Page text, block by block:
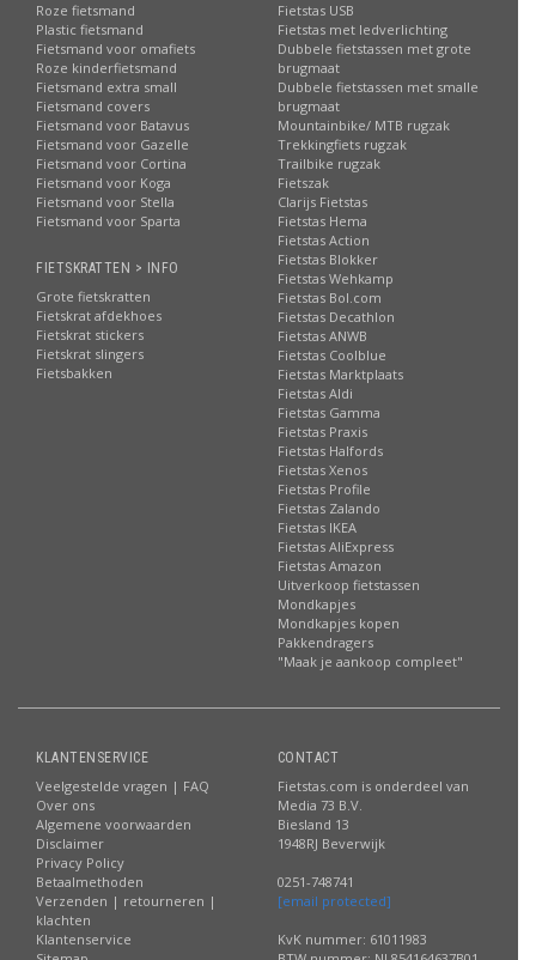
Roze fietsmand
Plastic fietsmand
Fietsmand voor omafiets
Roze kinderfietsmand
Fietsmand extra small
Fietsmand covers
Fietsmand voor Batavus
Fietsmand voor Gazelle
Fietsmand voor Cortina
Fietsmand voor Koga
Fietsmand voor Stella
Fietsmand voor Sparta
FIETSKRATTEN > INFO
Grote fietskratten
Fietskrat afdekhoes
Fietskrat stickers
Fietskrat slingers
Fietsbakken
Fietstas USB
Fietstas met ledverlichting
Dubbele fietstassen met grote
brugmaat
Dubbele fietstassen met smalle
brugmaat
Mountainbike/ MTB rugzak
Trekkingfiets rugzak
Trailbike rugzak
Fietszak
Clarijs Fietstas
Fietstas Hema
Fietstas Action
Fietstas Blokker
Fietstas Wehkamp
Fietstas Bol.com
Fietstas Decathlon
Fietstas ANWB
Fietstas Coolblue
Fietstas Marktplaats
Fietstas Aldi
Fietstas Gamma
Fietstas Praxis
Fietstas Halfords
Fietstas Xenos
Fietstas Profile
Fietstas Zalando
Fietstas IKEA
Fietstas AliExpress
Fietstas Amazon
Uitverkoop fietstassen
Mondkapjes
Mondkapjes kopen
Pakkendragers
"Maak je aankoop compleet"
KLANTENSERVICE
Veelgestelde vragen | FAQ
Over ons
Algemene voorwaarden
Disclaimer
Privacy Policy
Betaalmethoden
Verzenden | retourneren |
klachten
Klantenservice
CONTACT
Fietstas.com is onderdeel van
Media 73 B.V.
Biesland 13
1948RJ Beverwijk
0251-748741
[email protected]
KvK nummer: 61011983